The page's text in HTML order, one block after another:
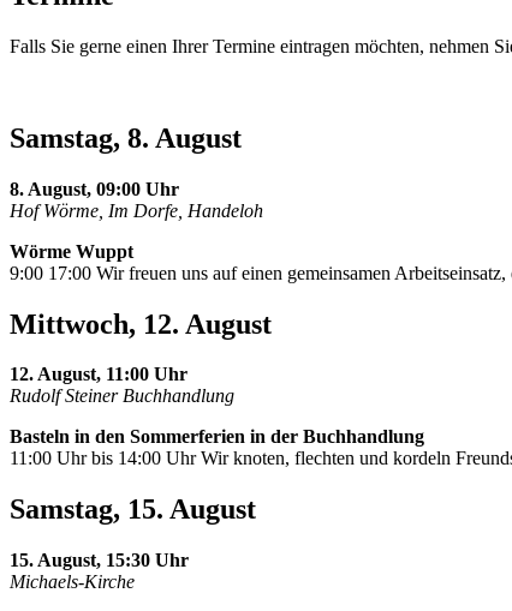
Falls Sie gerne einen Ihrer Termine eintragen möchten, nehmen
Samstag, 8. August
8. August, 09:00 Uhr
Hof Wörme, Im Dorfe, Handeloh
Wörme Wuppt
9:00 17:00 Wir freuen uns auf einen gemeinsamen
Mittwoch, 12. August
12. August, 11:00 Uhr
Rudolf Steiner Buchhandlung
Basteln in den Sommerferien in der Buchhandlung
11:00 Uhr bis 14:00 Uhr Wir knoten, flechten und kordeln
Samstag, 15. August
15. August, 15:30 Uhr
Michaels-Kirche